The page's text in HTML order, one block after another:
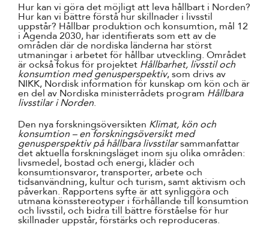
Hur kan vi göra det möjligt att leva hållbart i Norden?
Hur kan vi bättre förstå hur skillnader i livsstil
uppstår? Hållbar produktion och konsumtion, mål 12
i Agenda 2030, har identifierats som ett av de
områden där de nordiska länderna har störst
utmaningar i arbetet för hållbar utveckling. Området
är också fokus för projektet Hållbarhet, livsstil och
konsumtion med genusperspektiv, som drivs av
NIKK, Nordisk information för kunskap om kön och är
en del av Nordiska ministerrådets program Hållbara
livsstilar i Norden.
Den nya forskningsöversikten Klimat, kön och
konsumtion – en forskningsöversikt med
genusperspektiv på hållbara livsstilarsammanfattar
det aktuella forskningsläget inom sju olika områden:
livsmedel, bostad och energi, kläder och
konsumtionsvaror, transporter, arbete och
tidsanvändning, kultur och turism, samt aktivism och
påverkan. Rapportens syfte är att synliggöra och
utmana könsstereotyper i förhållande till konsumtion
och livsstil, och bidra till bättre förståelse för hur
skillnader uppstår, förstärks och reproduceras.